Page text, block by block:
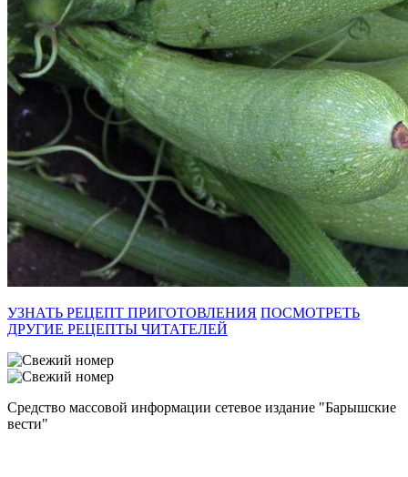
УЗНАТЬ РЕЦЕПТ ПРИГОТОВЛЕНИЯ ПОСМОТРЕТЬ
ДРУГИЕ РЕЦЕПТЫ ЧИТАТЕЛЕЙ
Средство массовой информации сетевое издание "Барышские
вести"